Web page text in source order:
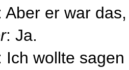
Aber er war
: Ja.
Ich wollte sagen